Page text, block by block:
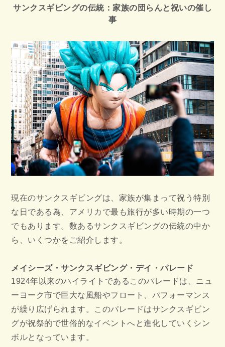
サンクスギビングの伝統：家族の団らんと祝いの催し
事
現在のサンクスギビングは、家族が集まって祝う特別
な日である為、アメリカで最も旅行が多い時期の一つ
でもあります。数あるサンクスギビングの伝統の中か
ら、いくつかをご紹介します。
メイシーズ・サンクスギビング・デイ・パレード
1924年以来のハイライトであるこのパレードは、ニュ
ーヨーク市で巨大な風船やフロート、パフォーマンス
が繰り広げられます。このパレードはサンクスギビン
グが祝祭的で世俗的なイベントへと進化していくシン
ボルとなっています。